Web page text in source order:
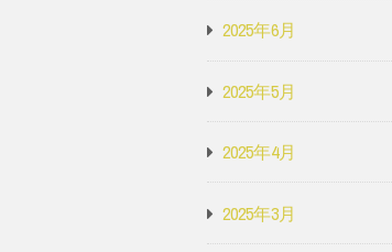
2025年6月
2025年5月
2025年4月
2025年3月